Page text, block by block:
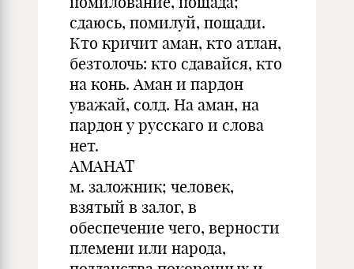
сдаюсь, помилуй, пощади.
Кто кричит аман, кто атлан,
безтолочь: кто сдавайся, кто
на конь. Аман и пардон
уважай, солд. На аман, на
пардон у русскаго и слова
нет.
АМАНАТ
м. заложник; человек,
взятый в залог, в
обеспечение чего, верности
племени или народа,